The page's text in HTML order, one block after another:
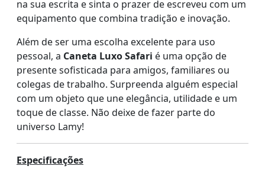
na sua escrita e sinta o prazer de escreveu com um
equipamento que combina tradição e inovação.
Além de ser uma escolha excelente para uso
pessoal, a Caneta Luxo Safari é uma opção de
presente sofisticada para amigos, familiares ou
colegas de trabalho. Surpreenda alguém especial
com um objeto que une elegância, utilidade e um
toque de classe. Não deixe de fazer parte do
universo Lamy!
Especificações